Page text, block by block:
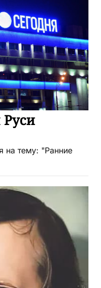
Руси
на тему: "Ранние